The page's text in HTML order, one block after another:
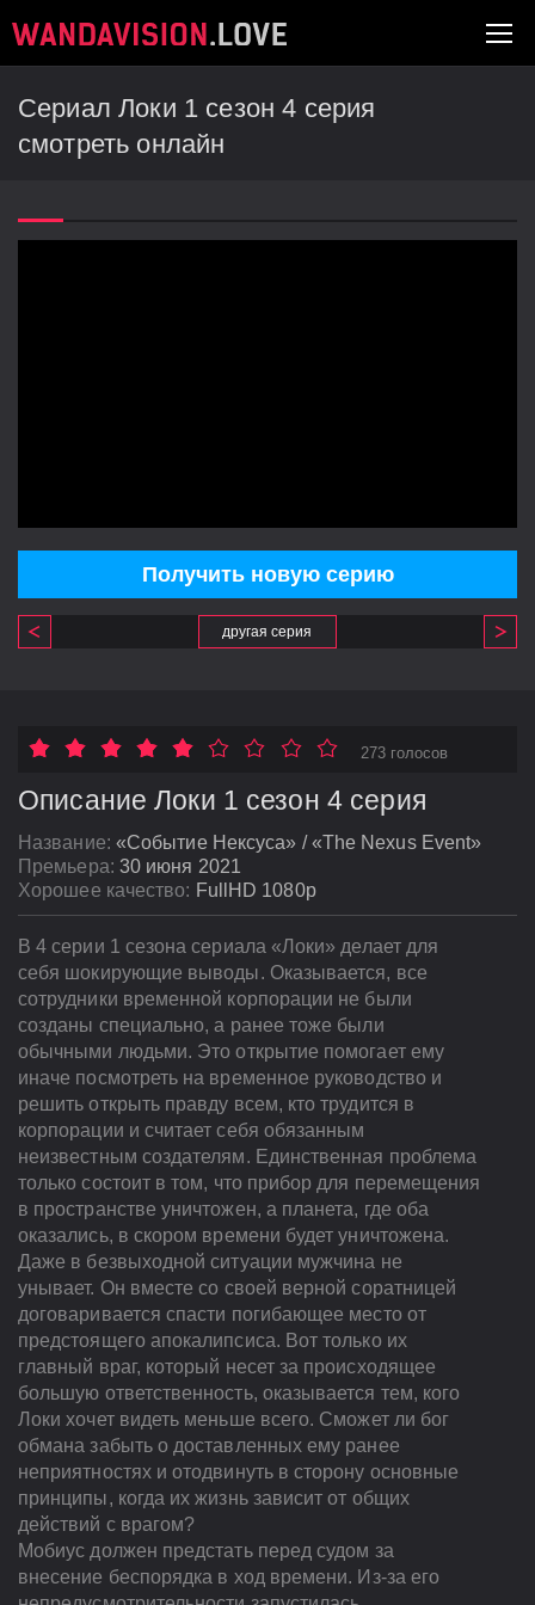
Сериал Локи 1 сезон 4 серия
смотреть онлайн
Получить новую серию
другая серия
Описание Локи 1 сезон 4 серия
Название: «Событие Нексуса» / «The Nexus Event»
Премьера: 30 июня 2021
Хорошее качество: FullHD 1080p
273 голосов
В 4 серии 1 сезона сериала «Локи» делает для
себя шокирующие выводы. Оказывается, все
сотрудники временной корпорации не были
созданы специально, а ранее тоже были
обычными людьми. Это открытие помогает ему
иначе посмотреть на временное руководство и
решить открыть правду всем, кто трудится в
корпорации и считает себя обязанным
неизвестным создателям. Единственная проблема
только состоит в том, что прибор для перемещения
в пространстве уничтожен, а планета, где оба
оказались, в скором времени будет уничтожена.
Даже в безвыходной ситуации мужчина не
унывает. Он вместе со своей верной соратницей
договаривается спасти погибающее место от
предстоящего апокалипсиса. Вот только их
главный враг, который несет за происходящее
большую ответственность, оказывается тем, кого
Локи хочет видеть меньше всего. Сможет ли бог
обмана забыть о доставленных ему ранее
неприятностях и отодвинуть в сторону основные
принципы, когда их жизнь зависит от общих
действий с врагом?
Мобиус должен предстать перед судом за
внесение беспорядка в ход времени. Из-за его